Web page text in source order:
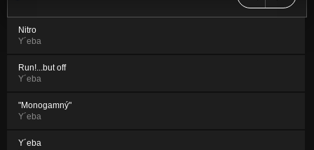
Nitro
Y´eba
Run!...but off
Y´eba
"Monogamný"
Y´eba
Y´eba